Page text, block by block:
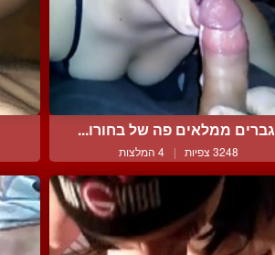
גברים ממלאים פה של בחורו...
3248 צפיות | 4 המלצות